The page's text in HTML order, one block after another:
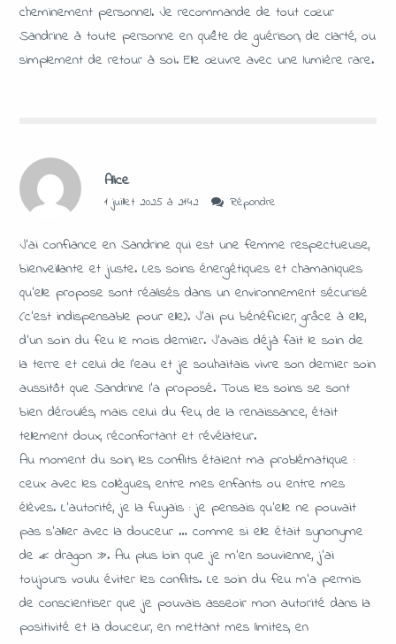
cheminement personnel. Je recommande de tout cœur
Sandrine à toute personne en quête de guérison, de clarté, ou
simplement de retour à soi. Elle œuvre avec une lumière rare.
Alice
1 juillet 2025 à 21:42 Répondre
J’ai confiance en Sandrine qui est une femme respectueuse,
bienveillante et juste. Les soins énergétiques et chamaniques
qu’elle propose sont réalisés dans un environnement sécurisé
(c’est indispensable pour elle). J’ai pu bénéficier, grâce à elle,
d’un soin du feu le mois dernier. J’avais déjà fait le soin de
la terre et celui de l’eau et je souhaitais vivre son dernier soin
aussitôt que Sandrine l’a proposé. Tous les soins se sont
bien déroulés, mais celui du feu, de la renaissance, était
tellement doux, réconfortant et révélateur.
Au moment du soin, les conflits étaient ma problématique :
ceux avec les collègues, entre mes enfants ou entre mes
élèves. L’autorité, je la fuyais : je pensais qu’elle ne pouvait
pas s’allier avec la douceur … comme si elle était synonyme
de « dragon ». Au plus loin que je m’en souvienne, j’ai
toujours voulu éviter les conflits. Le soin du feu m’a permis
de conscientiser que je pouvais asseoir mon autorité dans la
positivité et la douceur, en mettant mes limites, en